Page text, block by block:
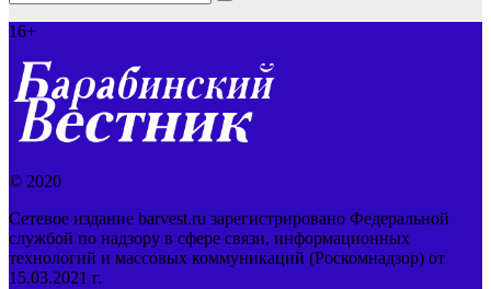
16+
© 2020
Сетевое издание barvest.ru зарегистрировано Федеральной
службой по надзору в сфере связи, информационных
технологий и массовых коммуникаций (Роскомнадзор) от
15.03.2021 г.